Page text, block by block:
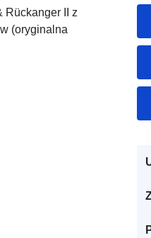
Rückanger II z
(oryginalna